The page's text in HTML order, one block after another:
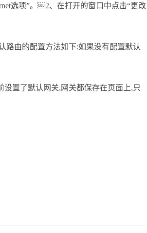
选项”。￼2、在打开的窗口中点击“更改
路由的配置方法如下:如果没有配置默认
置了默认网关,网关都保存在页面上,只